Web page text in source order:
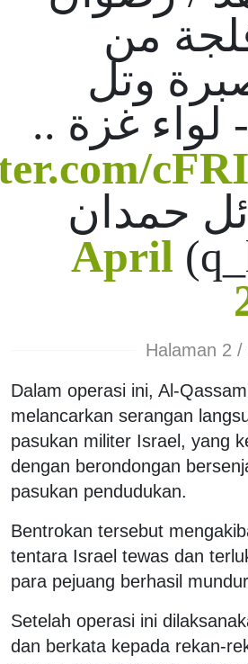
من
وتل
- لواء غزة ..
حمدان
April
Halaman 2 /
Dalam operasi ini, Al-
melancarkan serangan
pasukan militer Israel, yang
dengan berondongan
pasukan pendudukan.
Bentrokan tersebut
tentara Israel tewas dan
para pejuang berhasil
Setelah operasi ini
dan berkata kepada rekan-